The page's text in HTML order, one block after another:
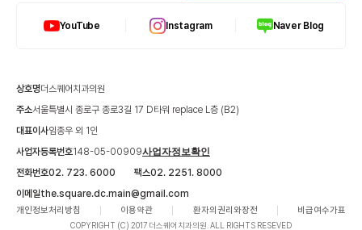
YouTube Instagram Naver Blog
상호명더스퀘어치과의원
주소서울특별시 종로구 종로3길 17 D타워 replace L층 (B2)
대표이사임종우 외 1인
사업자등록번호148-05-00909사업자정보확인
전화번호02. 723. 6000 팩스02. 2251. 8000
이메일the.square.dc.main@gmail.com
개인정보처리방침 이용약관 환자의권리와장전 비급여수가표
COPYRIGHT (C) 2017 더스퀘어치과의원. ALL RIGHTS RESEVED